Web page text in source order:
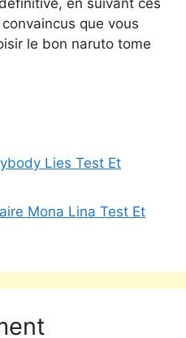
en suivant ces
que vous
le bon naruto tome
Lies Test Et
Mona Lina Test Et